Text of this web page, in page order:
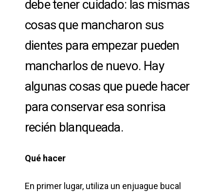
debe tener cuidado: las mismas
cosas que mancharon sus
dientes para empezar pueden
mancharlos de nuevo. Hay
algunas cosas que puede hacer
para conservar esa sonrisa
recién blanqueada.
Qué hacer
En primer lugar, utiliza un enjuague bucal